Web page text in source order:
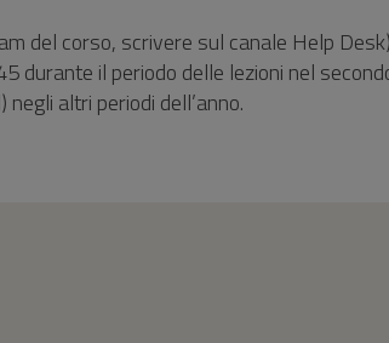
del corso, scrivere sul canale Help
durante il periodo delle lezioni nel
altri periodi dell’anno.